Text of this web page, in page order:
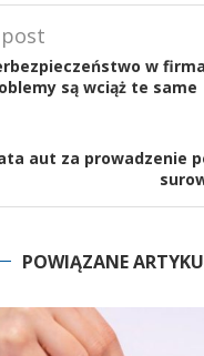
w
są wciąż te same
aut za prowadzenie
POWIĄZANE